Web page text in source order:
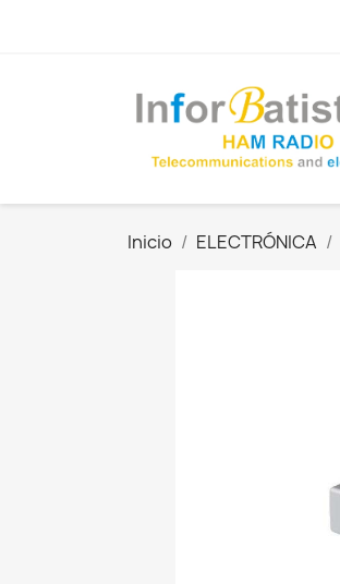
Inicio ELECTRÓNICA